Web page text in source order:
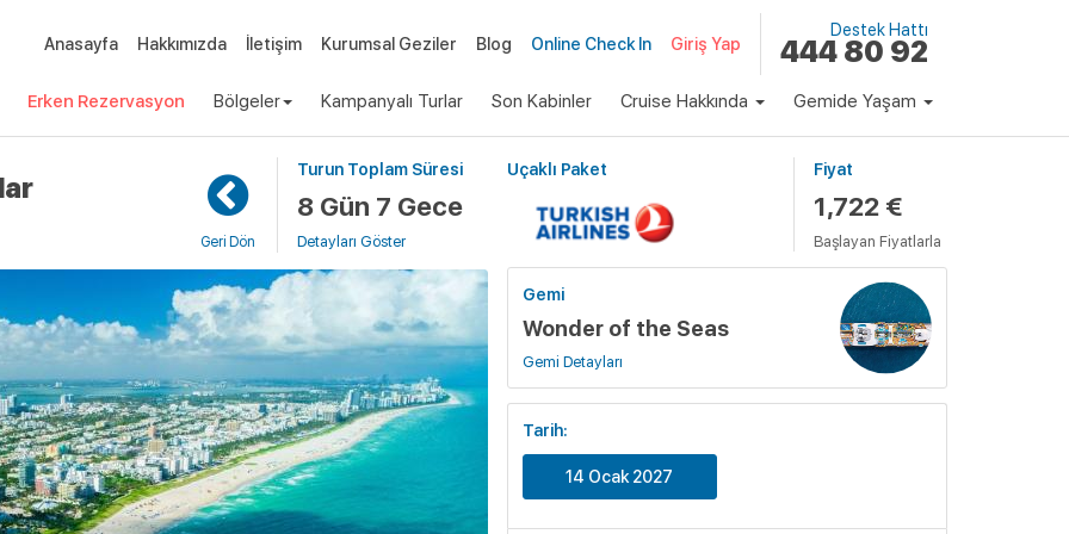
Anasayfa Hakkımızda İletişim Kurumsal Geziler Blog Online Check In Giriş Yap
Destek Hattı
444 80 92
Erken Rezervasyon Bölgeler Kampanyalı Turlar Son Kabinler Cruise Hakkında Gemide Yaşam
Geri Dön
Turun Toplam Süresi
8 Gün 7 Gece
Detayları Göster
Uçaklı Paket Fiyat
1,722 €
Başlayan Fiyatlarla
Gemi
Wonder of the Seas
Gemi Detayları
Tarih:
14 Ocak 2027